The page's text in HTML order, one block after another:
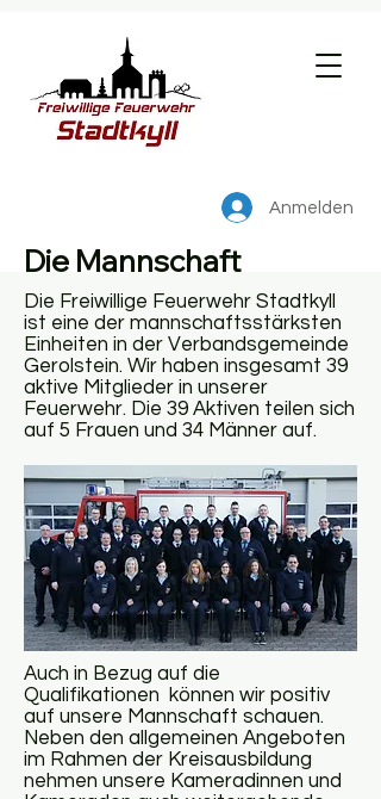
Anmelden
Die Mannschaft
Die Freiwillige Feuerwehr Stadtkyll
ist eine der mannschaftsstärksten
Einheiten in der Verbandsgemeinde
Gerolstein. Wir haben insgesamt 39
aktive Mitglieder in unserer
Feuerwehr. Die 39 Aktiven teilen sich
auf 5 Frauen und 34 Männer auf.
Auch in Bezug auf die
Qualifikationen können wir positiv
auf unsere Mannschaft schauen.
Neben den allgemeinen Angeboten
im Rahmen der Kreisausbildung
nehmen unsere Kameradinnen und